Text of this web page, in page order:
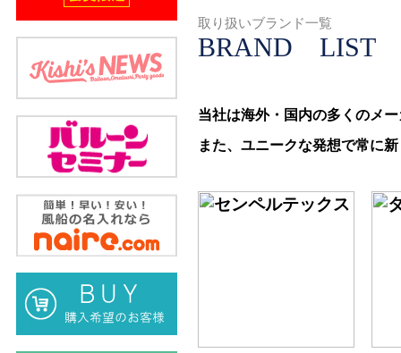
取り扱いブランド一覧
BRAND LIST
当社は海外・国内の多くのメ
また、ユニークな発想で常に